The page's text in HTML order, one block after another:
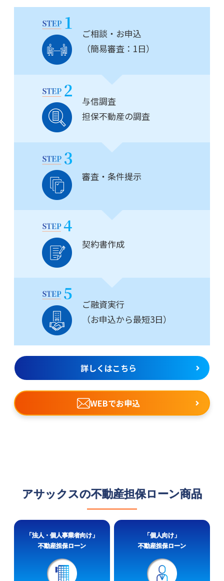
ご相談・お申込
（簡易審査：1日）
与信調査
担保不動産の調査
審査・条件提示
契約書作成
ご融資実行
（お申込から最短3日）
詳しくはこちら
WEBでお申込
アサックスの不動産担保ローン商品
「法人・個人事業者向け」
不動産担保ローン
「個人向け」
不動産担保ローン